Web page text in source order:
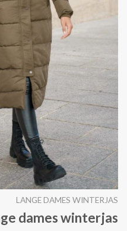
LANGE DAMES WINTERJAS
dames winterjas